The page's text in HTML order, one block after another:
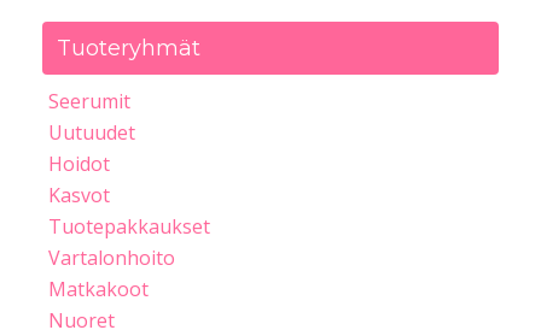
Tuoteryhmät
Seerumit
Uutuudet
Hoidot
Kasvot
Tuotepakkaukset
Vartalonhoito
Matkakoot
Nuoret